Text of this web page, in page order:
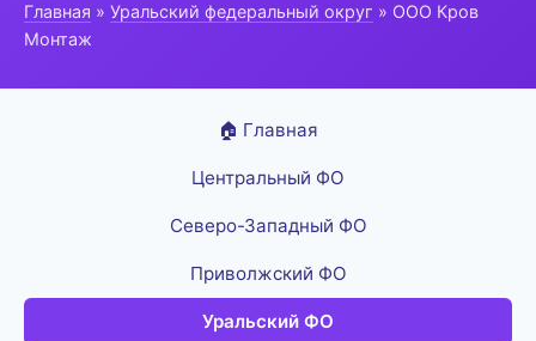
Главная » Уральский федеральный округ » ООО Кров
Монтаж
🏠 Главная
Центральный ФО
Северо-Западный ФО
Приволжский ФО
Уральский ФО